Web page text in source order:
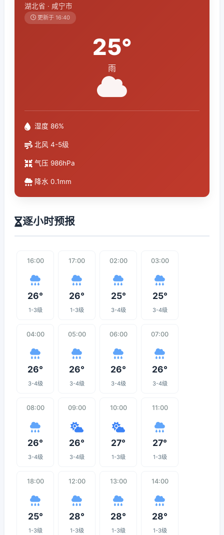
湖北省 · 咸宁市
更新于 16:40
25°
雨
湿度 86%
北风 4-5级
气压 986hPa
降水 0.1mm
逐小时预报
16:00
26°
1-3级
17:00
26°
1-3级
02:00
25°
3-4级
03:00
25°
3-4级
04:00
26°
3-4级
05:00
26°
3-4级
06:00
26°
3-4级
07:00
26°
3-4级
08:00
26°
3-4级
09:00
26°
3-4级
10:00
27°
1-3级
11:00
27°
1-3级
18:00
25°
1-3级
12:00
28°
1-3级
13:00
28°
1-3级
14:00
28°
1-3级